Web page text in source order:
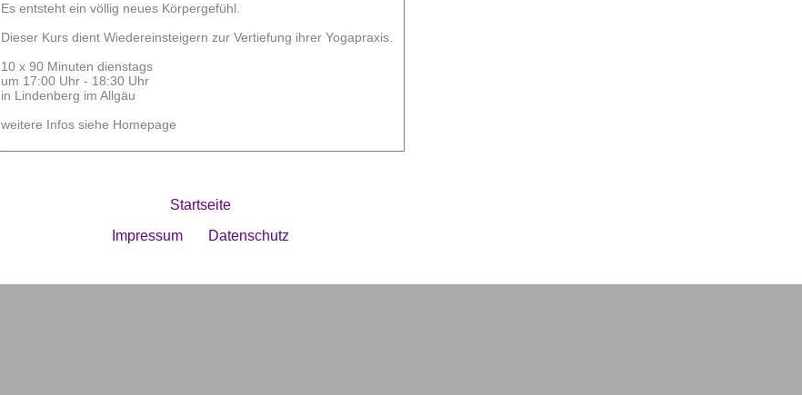
Es entsteht ein völlig neues Körpergefühl.
Dieser Kurs dient Wiedereinsteigern zur Vertiefung ihrer Yogapraxis.
10 x 90 Minuten dienstags
um 17:00 Uhr - 18:30 Uhr
in Lindenberg im Allgäu
weitere Infos siehe Homepage
Startseite
Impressum
Datenschutz